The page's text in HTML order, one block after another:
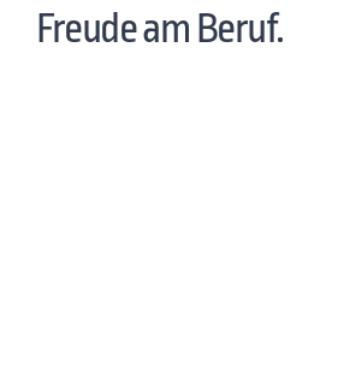
Freude am Beruf.